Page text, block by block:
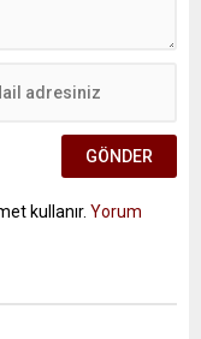
kullanır. Yorum